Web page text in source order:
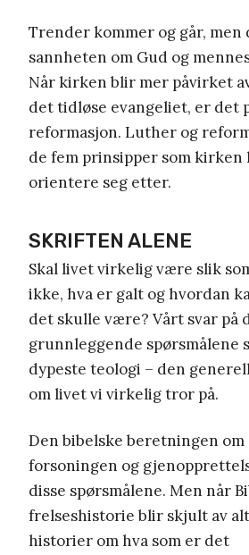
Trender kommer og går, men
sannheten om Gud og
Når kirken blir mer påvirket
det tidløse evangeliet, er det
reformasjon. Luther og
de fem prinsipper som kirken
orientere seg etter.
SKRIFTEN ALENE
Skal livet virkelig være slik
ikke, hva er galt og hvordan
det skulle være? Vårt svar på
grunnleggende spørsmålene
dypeste teologi – den
om livet vi virkelig tror på.
Den bibelske beretningen om
forsoningen og
disse spørsmålene. Men når
frelseshistorie blir skjult av
historier om hva som er det